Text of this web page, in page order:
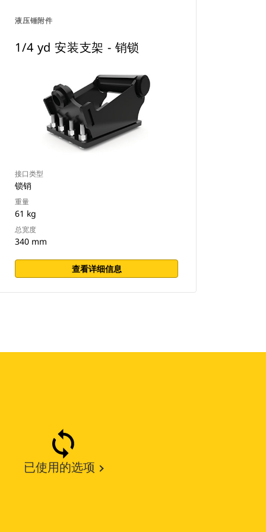
液压锤附件
1/4 yd 安装支架 - 销锁
接口类型
锁销
重量
61 kg
总宽度
340 mm
查看详细信息
已使用的选项